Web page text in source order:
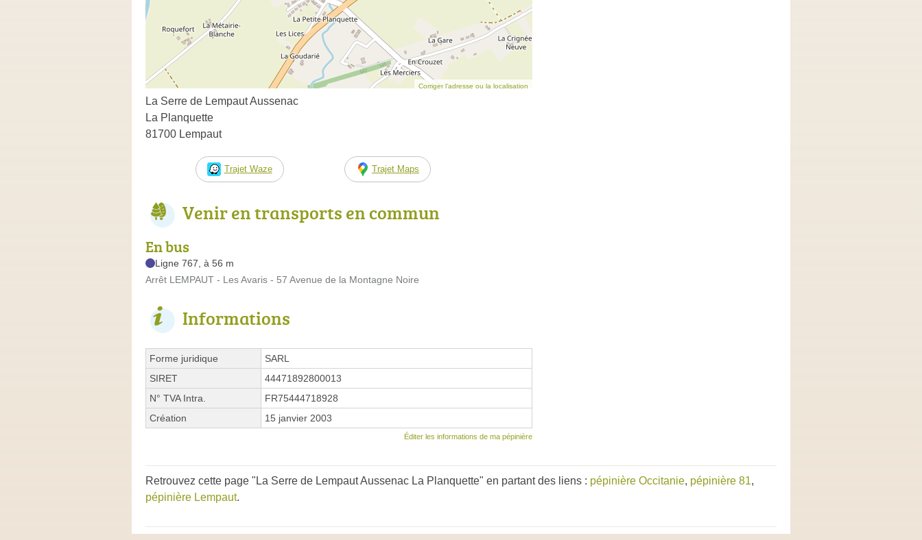
Corriger l’adresse ou la localisation
La Serre de Lempaut Aussenac
La Planquette
81700 Lempaut
Trajet Waze Trajet Maps
Venir en transports en commun
En bus
Ligne 767, à 56 m
Arrêt LEMPAUT - Les Avaris - 57 Avenue de la Montagne Noire
Informations
Forme juridique
SARL
SIRET
44471892800013
N° TVA Intra.
FR75444718928
Création
15 janvier 2003
Éditer les informations de ma pépinière
Retrouvez cette page "La Serre de Lempaut Aussenac La Planquette" en partant des liens : pépinière Occitanie, pépinière 81,
pépinière Lempaut.